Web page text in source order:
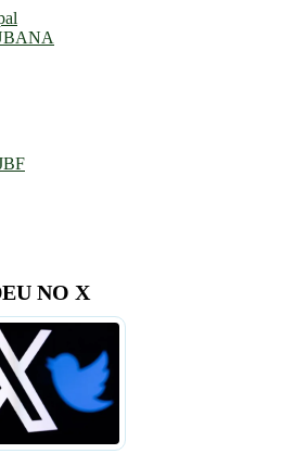
FUBANA
NO X